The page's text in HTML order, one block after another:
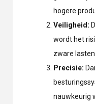
hogere
Veiligheid:
wordt het
zware
Precisie:
nauwkeurig